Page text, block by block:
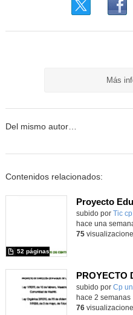
Más
Del mismo autor…
Contenidos relacionados:
subido por Tic
52 páginas
hace una
75
PROYECTO
Contenido
subido por Cp
hace 2 semanas
76